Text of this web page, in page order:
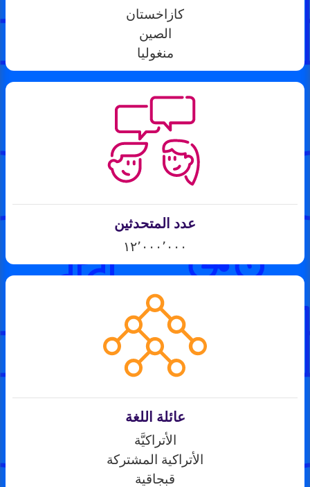
كازاخستان
الصين
منغوليا
عدد المتحدثين
١٢٬٠٠٠٬٠٠٠
عائلة اللغة
الأتراكيَّة
الأتراكية المشتركة
قبجاقية